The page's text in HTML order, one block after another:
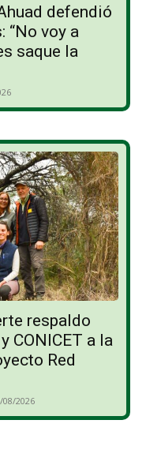
defendió
“No voy a
saque la
respaldo
CONICET a la
Red
08/2026